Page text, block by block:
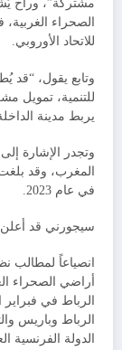
مشتركة”، وراح
الصحراء
للاتحاد الأوروبي.
وتابع يقول، “قد
للتنمية، تمويل
يربط مدينة
وتجدر الإشارة
في عام 2023.
سيجورني قد أعلن
انصياعاً لمطالب
أراضي الصحراء
الرباط في
الرباط وباريس
الدولة الفرنسية